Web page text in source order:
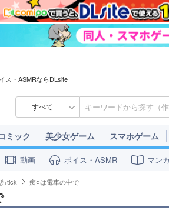
ス・ASMRならDLsite
すべて
ミック 美少女ゲーム スマホゲーム
動画 ボイス・ASMR マン
+tick 痴○は電車の中で